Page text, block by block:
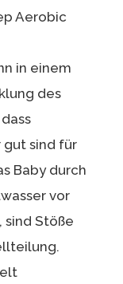
Aerobic
in einem
des
sind für
Baby durch
vor
sind Stöße